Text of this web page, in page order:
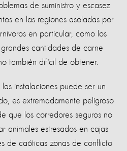
de suministro y escasez
en las regiones asoladas por
en particular, como los
cantidades de carne
también difícil de obtener.
instalaciones puede ser un
es extremadamente peligroso
que los corredores seguros no
animales estresados en cajas
de caóticas zonas de conflicto